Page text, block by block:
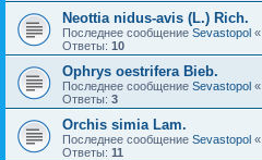
Neottia nidus-avis (L.) Rich.
Последнее сообщение Sevastopol «
Ответы: 10
Ophrys oestrifera Bieb.
Последнее сообщение Sevastopol «
Ответы: 3
Orchis simia Lam.
Последнее сообщение Sevastopol «
Ответы: 11